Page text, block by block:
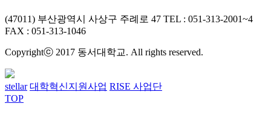
(47011) 부산광역시 사상구 주례로 47 TEL : 051-313-2001~4
FAX : 051-313-1046
Copyrightⓒ 2017 동서대학교. All rights reserved.
stellar 대학혁신지원사업 RISE 사업단
TOP